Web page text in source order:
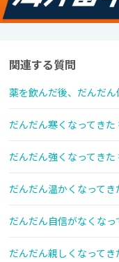
関連する質問
薬を飲んだ後、だんだ
だんだん寒くなってきた
だんだん強くなってきた
だんだん温かくなって
だんだん自信がなくな
だんだん親しくなって